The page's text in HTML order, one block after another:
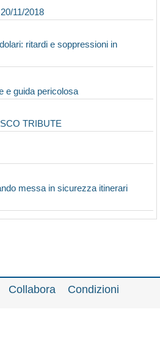
11/2018
ritardi e soppressioni in
e guida pericolosa
TRIBUTE
messa in sicurezza itinerari
Collabora
Condizioni